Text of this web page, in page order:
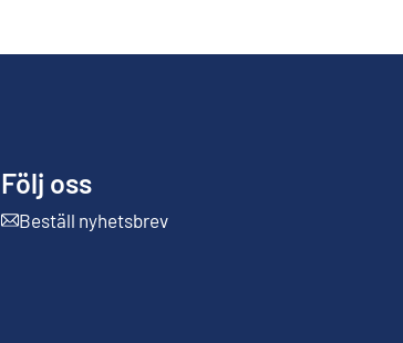
Följ oss
Beställ nyhetsbrev
Extern länk